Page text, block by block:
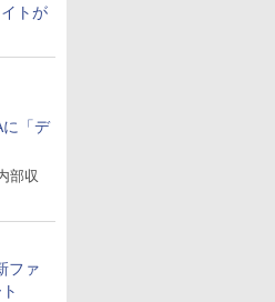
トが
「デ
部収
ファ